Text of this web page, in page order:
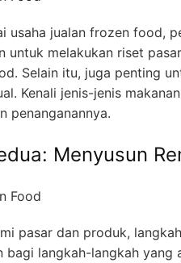
usaha jualan frozen food,
untuk melakukan riset
Selain itu, juga penting
Kenali jenis-jenis
penanganannya.
Menyusun
pasar dan produk,
bagi langkah-langkah